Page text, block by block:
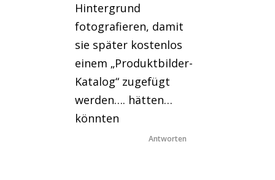
Hintergrund
fotografieren, damit
sie später kostenlos
einem „Produktbilder-
Katalog“ zugefügt
werden…. hätten…
könnten
Antworten